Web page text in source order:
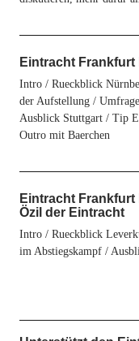
Eintracht Frankfurt
Intro / Rueckblick
der Aufstellung /
Ausblick Stuttgart / Tip
Outro mit Baerchen
Eintracht Frankfurt
Özil der Eintracht
Intro / Rueckblick
im Abstiegskampf /